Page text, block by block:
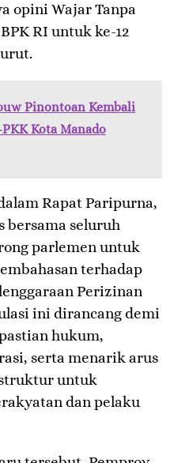
opini Wajar Tanpa
RI untuk ke-12
Pinontoan Kembali
Kota Manado
Rapat Paripurna,
bersama seluruh
parlemen untuk
terhadap
Perizinan
ini dirancang demi
hukum,
serta menarik arus
untuk
dan pelaku